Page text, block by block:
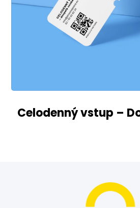
Celodenný vstup –